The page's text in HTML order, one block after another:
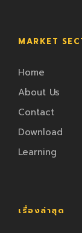
MARKET
Home
About Us
Contact
Download
Learning
เรื่องล่าสุด